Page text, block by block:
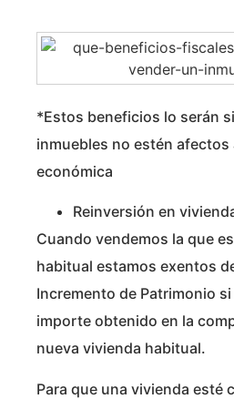
*Estos beneficios lo serán
inmuebles no estén afectos
económica
Reinversión en
Cuando vendemos la que
habitual estamos exentos
Incremento de Patrimonio
importe obtenido en la
nueva vivienda habitual.
Para que una vivienda esté